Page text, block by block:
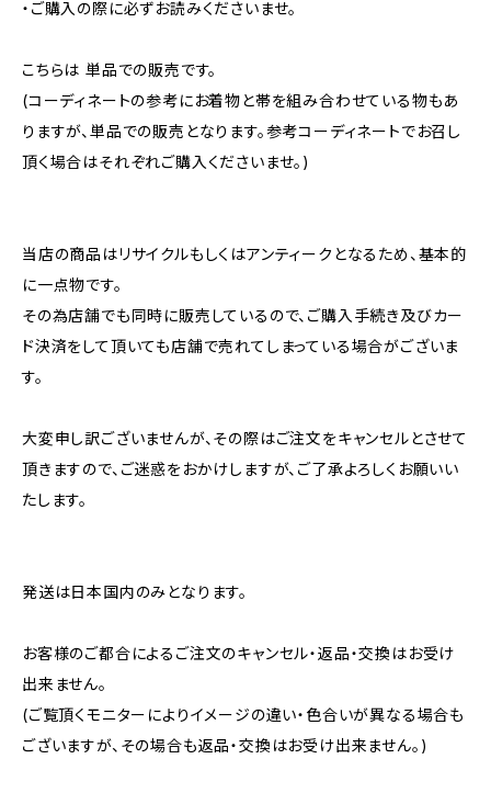
・ご購入の際に必ずお読みくださいませ。
こちらは 単品での販売です。
(コーディネートの参考にお着物と帯を組み合わせている物もあ
りますが、単品での販売となります。参考コーディネートでお召し
頂く場合はそれぞれご購入くださいませ。)
当店の商品はリサイクルもしくはアンティークとなるため、基本的
に一点物です。
その為店舗でも同時に販売しているので、ご購入手続き及びカー
ド決済をして頂いても店舗で売れてしまっている場合がございま
す。
大変申し訳ございませんが、その際はご注文をキャンセルとさせて
頂きますので、ご迷惑をおかけしますが、ご了承よろしくお願いい
たします。
発送は日本国内のみとなります。
お客様のご都合によるご注文のキャンセル・返品・交換はお受け
出来ません。
(ご覧頂くモニターによりイメージの違い・色合いが異なる場合も
ございますが、その場合も返品・交換はお受け出来ません。)